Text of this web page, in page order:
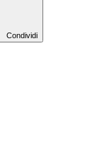
Condividi